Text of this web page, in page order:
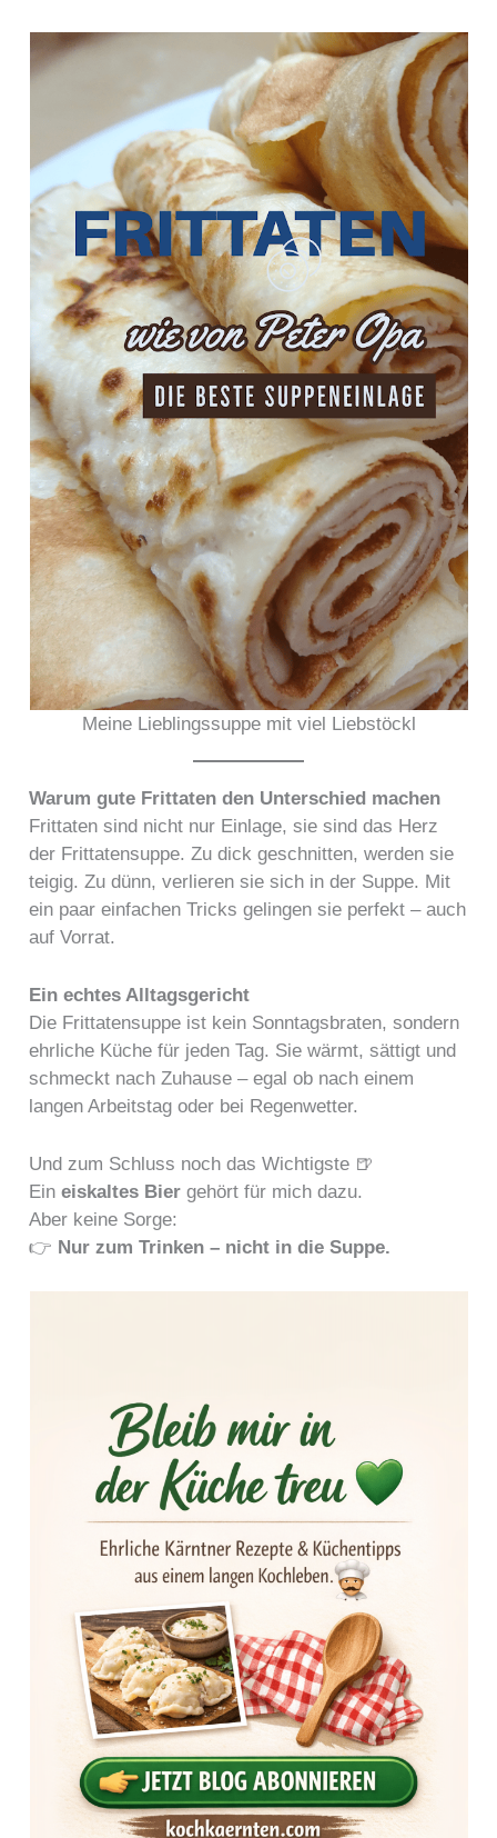
Meine Lieblingssuppe mit viel Liebstöckl
Warum gute Frittaten den Unterschied machen
Frittaten sind nicht nur Einlage, sie sind das Herz
der Frittatensuppe. Zu dick geschnitten, werden sie
teigig. Zu dünn, verlieren sie sich in der Suppe. Mit
ein paar einfachen Tricks gelingen sie perfekt – auch
auf Vorrat.
Ein echtes Alltagsgericht
Die Frittatensuppe ist kein Sonntagsbraten, sondern
ehrliche Küche für jeden Tag. Sie wärmt, sättigt und
schmeckt nach Zuhause – egal ob nach einem
langen Arbeitstag oder bei Regenwetter.
Und zum Schluss noch das Wichtigste 🍺
Eineiskaltes Bier gehört für mich dazu.
Aber keine Sorge:
👉 Nur zum Trinken – nicht in die Suppe.